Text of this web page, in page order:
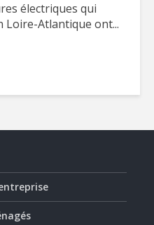
électriques qui
Loire-Atlantique ont...